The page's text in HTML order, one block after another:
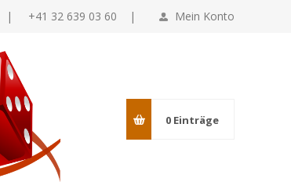
Mein Konto
| +41 32 639 03 60 |
0 Einträge